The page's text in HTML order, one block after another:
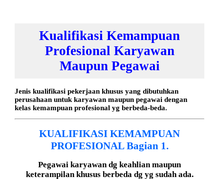
Kualifikasi Kemampuan
Profesional Karyawan
Maupun Pegawai
Jenis kualifikasi pekerjaan khusus yang dibutuhkan
perusahaan untuk karyawan maupun pegawai dengan
kelas kemampuan profesional yg berbeda-beda.
KUALIFIKASI KEMAMPUAN
PROFESIONAL Bagian 1.
Pegawai karyawan dg keahlian maupun
keterampilan khusus berbeda dg yg sudah ada.